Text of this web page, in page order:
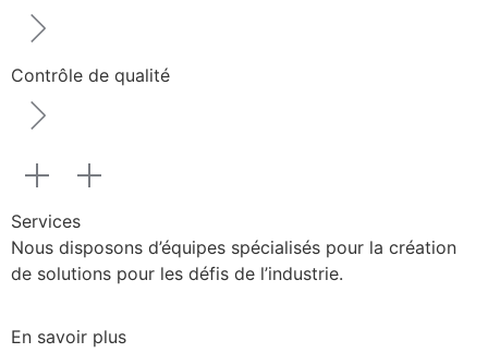
Contrôle de qualité
Services
Nous disposons d’équipes spécialisés pour la création
de solutions pour les défis de l’industrie.
En savoir plus